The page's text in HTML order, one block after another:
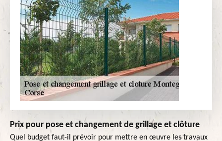
Prix pour pose et changement de grillage et clôture
Quel budget faut-il prévoir pour mettre en œuvre les travaux